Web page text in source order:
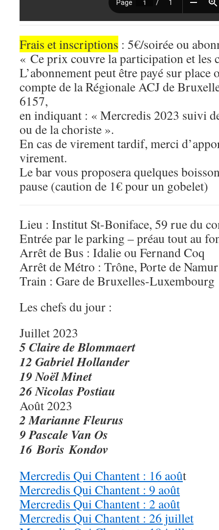
Frais et inscriptions : 5€/soirée ou
« Ce prix couvre la participation et les
L’abonnement peut être payé sur
compte de la Régionale ACJ de
6157,
en indiquant : « Mercredis 2023 suivi
ou de la choriste ».
En cas de virement tardif, merci
virement.
Le bar vous proposera quelques
pause (caution de 1€ pour un gobelet)
Lieu : Institut St-Boniface, 59 rue du
Entrée par le parking – préau tout au
Arrêt de Bus : Idalie ou Fernand Coq
Arrêt de Métro : Trône, Porte de
Train : Gare de Bruxelles-Luxembourg
Les chefs du jour :
Juillet 2023
5 Claire de Blommaert
12 Gabriel Hollander
19 Noël Minet
26 Nicolas Postiau
Août 2023
2 Marianne Fleurus
9 Pascale Van Os
16 Boris Kondov
Mercredis Qui Chantent : 16 août
Mercredis Qui Chantent : 9 août
Mercredis Qui Chantent : 2 août
Mercredis Qui Chantent : 26 juillet